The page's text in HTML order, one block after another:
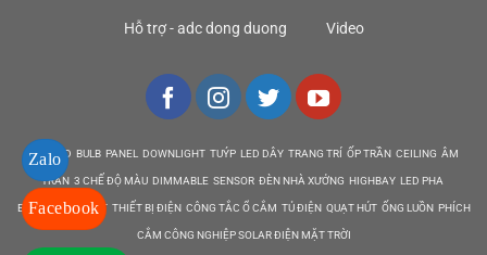
Hỗ trợ - adc dong duong Video
DEN LED BULB PANEL DOWNLIGHT TUÝP LED DÂY TRANG TRÍ ỐP TRẦN CEILING ÂM
TRẦN 3 CHẾ ĐỘ MÀU DIMMABLE SENSOR ĐÈN NHÀ XƯỞNG HIGHBAY LED PHA
EMERGENCY EXIT THIẾT BỊ ĐIỆN CÔNG TẮC Ổ CẮM TỦ ĐIỆN QUẠT HÚT ỐNG LUỒN PHÍCH
CẮM CÔNG NGHIỆP SOLAR ĐIỆN MẶT TRỜI
Zalo
Facebook